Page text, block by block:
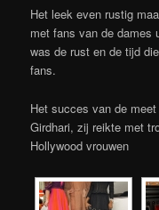
Het leek even rustig
met fans van de dames
was de rust en de tijd
fans.
Het succes van de
Girdhari, zij reikte met
Hollywood vrouwen